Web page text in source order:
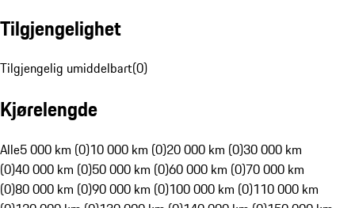
Tilgjengelighet
Tilgjengelig umiddelbart(0)
Kjørelengde
Alle5 000 km (0)10 000 km (0)20 000 km (0)30 000 km
(0)40 000 km (0)50 000 km (0)60 000 km (0)70 000 km
(0)80 000 km (0)90 000 km (0)100 000 km (0)110 000 km